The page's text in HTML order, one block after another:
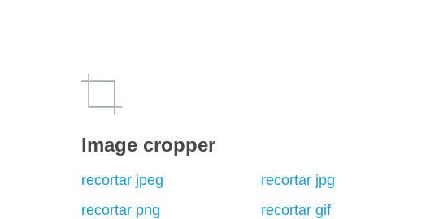
Image cropper
recortar jpeg
recortar jpg
recortar png
recortar gif